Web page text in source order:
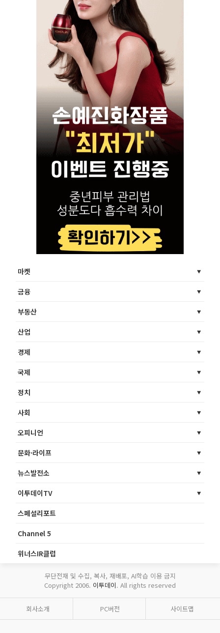
마켓
금융
부동산
산업
경제
국제
정치
사회
오피니언
문화·라이프
뉴스발전소
이투데이TV
스페셜리포트
Channel 5
위너스IR클럽
무단전재 및 수집, 복사, 재배포, AI학습 이용 금지
Copyright 2006. 이투데이. All rights reserved
회사소개 PC버전 사이트맵